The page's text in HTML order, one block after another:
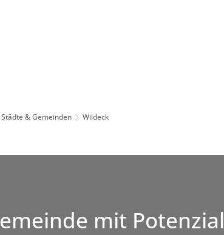
Städte & Gemeinden Wildeck
mit Potenzial